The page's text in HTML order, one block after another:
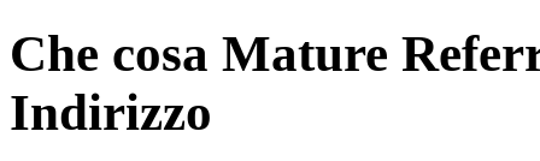
Che cosa Mature
Indirizzo